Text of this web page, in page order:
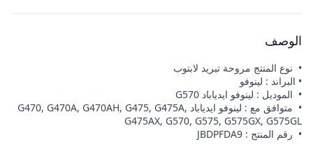
الوصف
• نوع المنتج مروحة تبريد لابتوب
• البراند : لينوفو
• الموديل : لينوفو ايدياباد G570
• متوافق مع : لينوفو ايدياباد G470, G470A, G470AH, G475, G475A,
G475AX, G570, G575, G575GX, G575GL
• رقم المنتج : JBDPFDA9